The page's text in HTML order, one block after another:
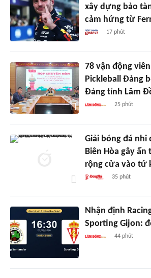
xây dựng bảo
cảm hứng từ
17 phút
78 vận động
Pickleball Đảng
Đảng tỉnh Lâm
25 phút
Giải bóng đá nhi
Biên Hòa gây
rộng cửa vào tứ
35 phút
Nhận định
Sporting Gijon:
44 phút